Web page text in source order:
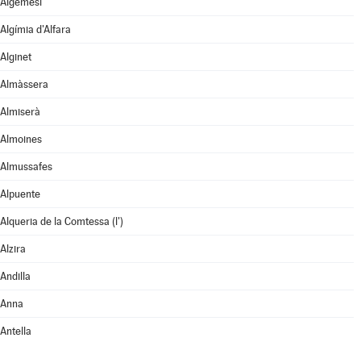
Algímia d'Alfara
Alginet
Almàssera
Almiserà
Almoines
Almussafes
Alpuente
Alqueria de la Comtessa (l')
Alzira
Andilla
Anna
Antella